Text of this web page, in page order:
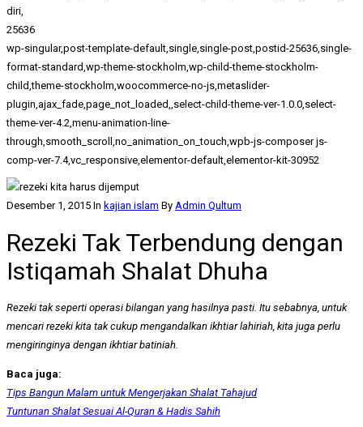
diri,
25636
wp-singular,post-template-default,single,single-post,postid-25636,single-
format-standard,wp-theme-stockholm,wp-child-theme-stockholm-
child,theme-stockholm,woocommerce-no-js,metaslider-
plugin,ajax_fade,page_not_loaded,,select-child-theme-ver-1.0.0,select-
theme-ver-4.2,menu-animation-line-
through,smooth_scroll,no_animation_on_touch,wpb-js-composer js-
comp-ver-7.4,vc_responsive,elementor-default,elementor-kit-30952
Desember 1, 2015 In kajian islam By Admin Qultum
Rezeki Tak Terbendung dengan
Istiqamah Shalat Dhuha
Rezeki tak seperti operasi bilangan yang hasilnya pasti. Itu sebabnya, untuk
mencari rezeki kita tak cukup mengandalkan ikhtiar lahiriah, kita juga perlu
mengiringinya dengan ikhtiar batiniah.
Baca juga:
Tips Bangun Malam untuk Mengerjakan Shalat Tahajud
Tuntunan Shalat Sesuai Al-Quran & Hadis Sahih